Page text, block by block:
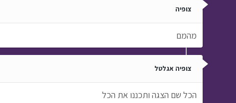
צופיה
מהמם
צופיה אגלטל
הכל שם הצגה ותכננו את הכל